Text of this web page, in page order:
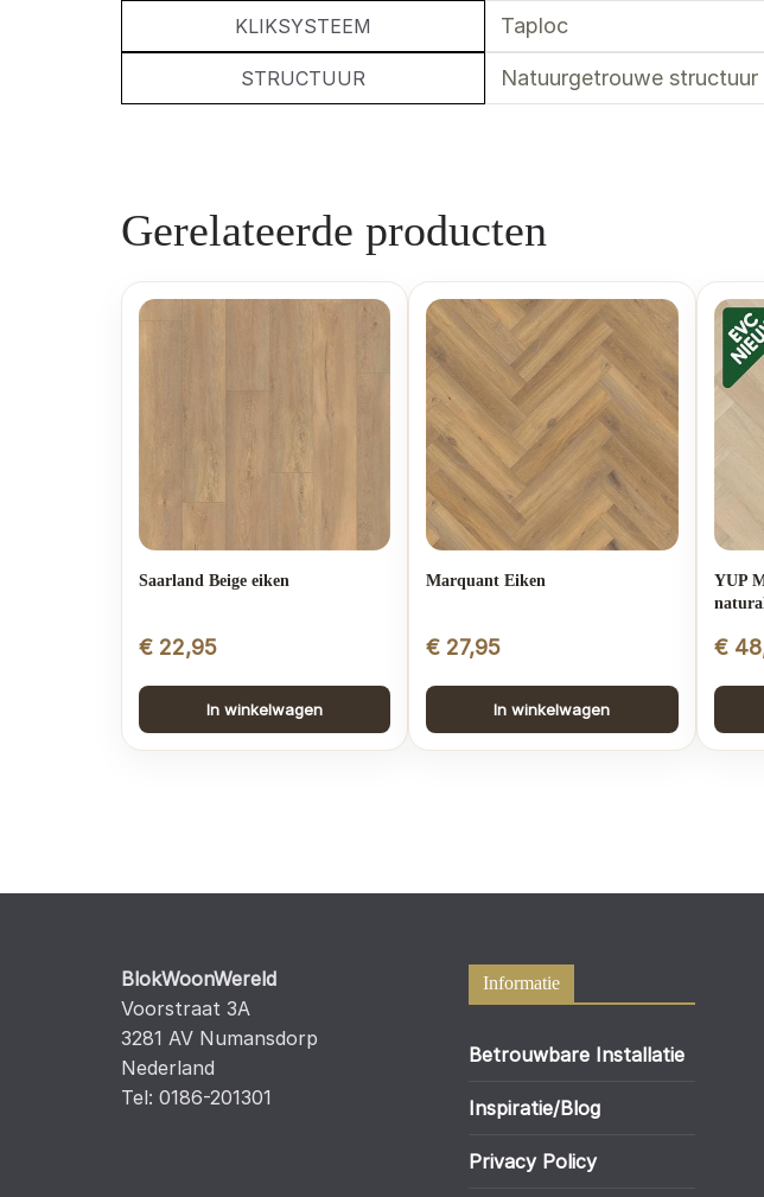
KLIKSYSTEEM Taploc
STRUCTUUR Natuurgetrouwe structuur
Gerelateerde producten
Saarland Beige eiken
€ 22,95
In winkelwagen
Marquant Eiken
€ 27,95
In winkelwagen
YUP
€
BlokWoonWereld
Voorstraat 3A
3281 AV Numansdorp
Nederland
Tel: 0186-201301
Informatie
Betrouwbare Installatie
Inspiratie/Blog
Privacy Policy